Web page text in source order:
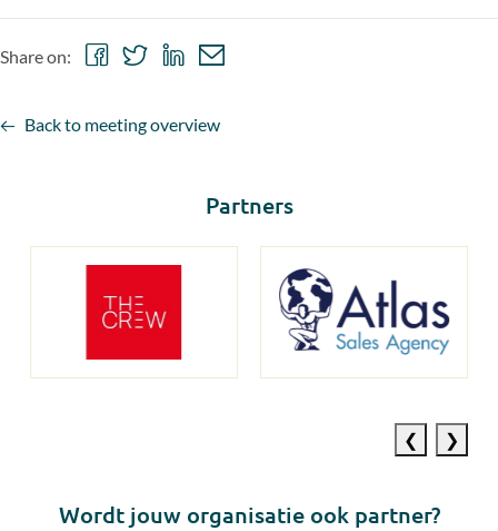
Back to meeting overview
Share on:
ShareShare ShareShare
Partners
Wordt jouw organisatie ook partner?